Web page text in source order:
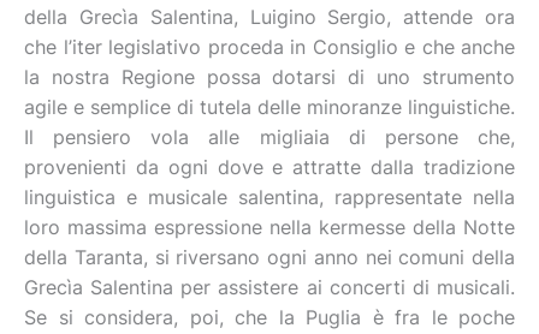
della Grecìa Salentina, Luigino Sergio, attende ora
che l’iter legislativo proceda in Consiglio e che anche
la nostra Regione possa dotarsi di uno strumento
agile e semplice di tutela delle minoranze linguistiche.
Il pensiero vola alle migliaia di persone che,
provenienti da ogni dove e attratte dalla tradizione
linguistica e musicale salentina, rappresentate nella
loro massima espressione nella kermesse della Notte
della Taranta, si riversano ogni anno nei comuni della
Grecìa Salentina per assistere ai concerti di musicali.
Se si considera, poi, che la Puglia è fra le poche